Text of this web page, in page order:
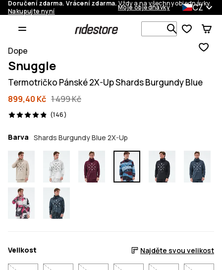
Doručení zdarma. Vrácení zdarma.Vždy a na všechny objednávky.
Nakupujte nyní
Moje objednávky CZ
Vyhledávej
Dope
Snuggle
Termotričko Pánské 2X-Up Shards Burgundy Blue
899,40 Kč 1 499 Kč
(146)
146 recenze, 4.9/5
Barva Shards Burgundy Blue 2X-Up
Velikost Najděte svou velikost